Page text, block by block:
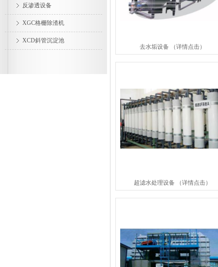
反渗透设备
XGC格栅除渣机
XCD斜管沉淀池
去水垢设备 （详情点击）
超滤水处理设备 （详情点击）